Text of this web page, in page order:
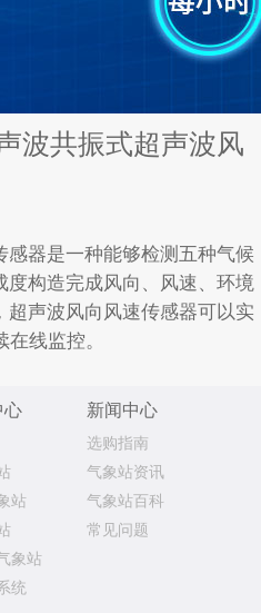
波共振式超声波风
器是一种能够检测五种气候
度构造完成风向、风速、环境
声波风向风速传感器可以实
线监控。
心
站
象站
统
新闻中心
选购指南
气象站资讯
气象站百科
常见问题